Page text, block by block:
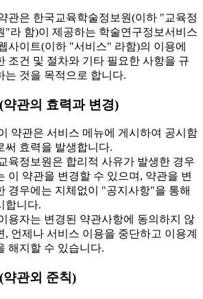
관은 한국교육학술정보원(이하 "교육정
"라 함)이 제공하는 학술연구정보서비스
사이트(이하 "서비스" 라함)의 이용에
조건 및 절차와 기타 필요한 사항을 규
는 것을 목적으로 합니다.
약관의 효력과 변경)
약관은 서비스 메뉴에 게시하여 공시함
써 효력을 발생합니다.
육정보원은 합리적 사유가 발생한 경우
이 약관을 변경할 수 있으며, 약관을 변
경우에는 지체없이 "공지사항"을 통해
합니다.
용자는 변경된 약관사항에 동의하지 않
, 언제나 서비스 이용을 중단하고 이용계
해지할 수 있습니다.
약관외 준칙)